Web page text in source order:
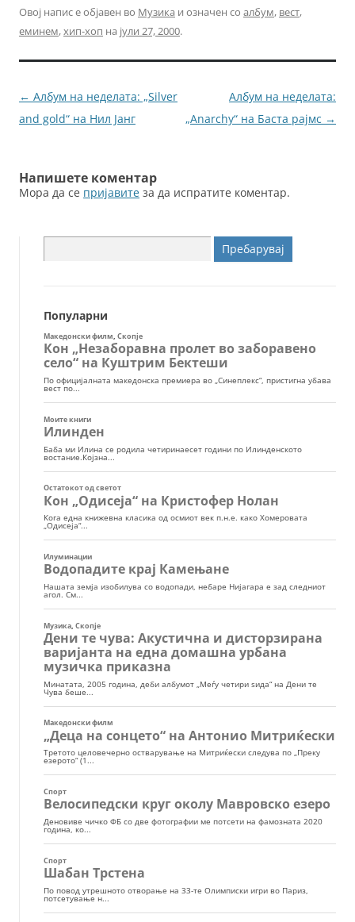
c
e
b
o
o
itt
er
ai
l
ss
e
n
g
Овој напис е објавен во Музика и означен со албум, вест,
еминем,хип-хоп на јули 27, 2000.
Навигација
за
← Албум на неделата: „Silver
and gold“ на Нил Јанг
Албум на неделата:
„Anarchy“ на Баста рајмс →
Напишете коментар
Мора да се пријавите за да испратите коментар.
за:
Популарни